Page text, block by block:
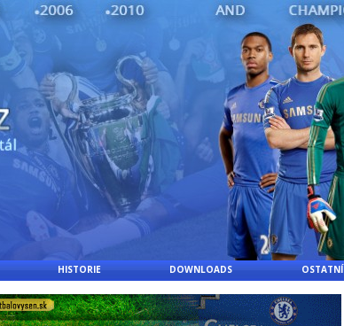
HISTORIE DOWNLOADS OSTATNÍ